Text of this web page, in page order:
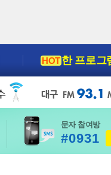
HOT한 프로그
문자 참여방
#0931